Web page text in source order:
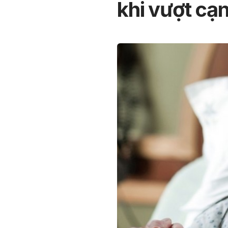
khi vượt